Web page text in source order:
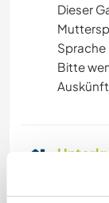
Dieser
Sprache
Bitte
We will